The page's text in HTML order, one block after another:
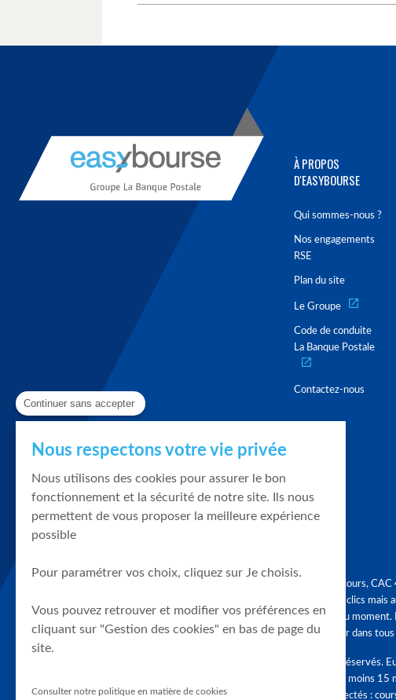
À PROPOS
D'EASYBOURSE
Qui sommes-nous ?
Nos engagements
RSE
Plan du site
Le Groupe
Code de conduite
La Banque Postale
Contactez-nous
Graphique, cours,
en quelques clics
tendances du
accompagner dans
Tous droits réservés.
différés d'au moins 15
clients connectés :
Continuer sans accepter
Nous respectons votre vie privée
Nous utilisons des cookies pour assurer le bon
fonctionnement et la sécurité de notre site. Ils nous
permettent de vous proposer la meilleure expérience
possible
Pour paramétrer vos choix, cliquez sur Je choisis.
Vous pouvez retrouver et modifier vos préférences en
cliquant sur "Gestion des cookies" en bas de page du
site.
Consulter notre politique en matière de cookies